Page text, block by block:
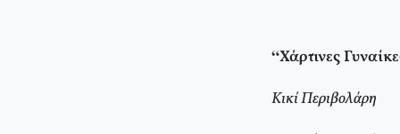
“Χάρτινες
Κικί Περιβολάρη